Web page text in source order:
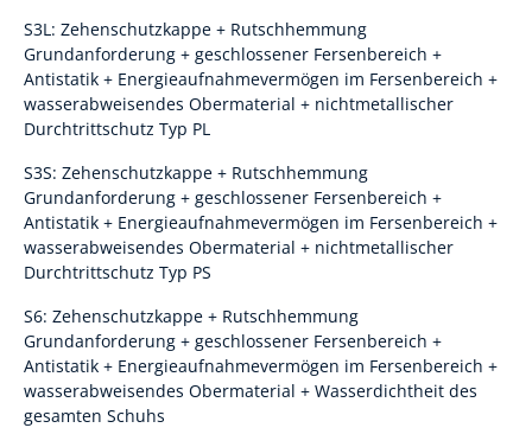
S3L: Zehenschutzkappe + Rutschhemmung
Grundanforderung + geschlossener Fersenbereich +
Antistatik + Energieaufnahmevermögen im Fersenbereich +
wasserabweisendes Obermaterial + nichtmetallischer
Durchtrittschutz Typ PL
S3S: Zehenschutzkappe + Rutschhemmung
Grundanforderung + geschlossener Fersenbereich +
Antistatik + Energieaufnahmevermögen im Fersenbereich +
wasserabweisendes Obermaterial + nichtmetallischer
Durchtrittschutz Typ PS
S6: Zehenschutzkappe + Rutschhemmung
Grundanforderung + geschlossener Fersenbereich +
Antistatik + Energieaufnahmevermögen im Fersenbereich +
wasserabweisendes Obermaterial + Wasserdichtheit des
gesamten Schuhs